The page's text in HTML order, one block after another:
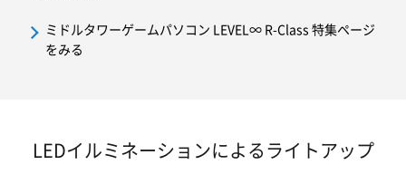
ミドルタワーゲームパソコン LEVEL∞ R-Class 特集ページ
をみる
LEDイルミネーションによるライトアップ